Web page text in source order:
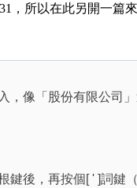
，所以在此另開一篇
像「股份有限公司
後，再按個[ ' ]詞鍵